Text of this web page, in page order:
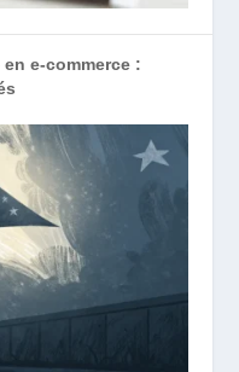
e-commerce :